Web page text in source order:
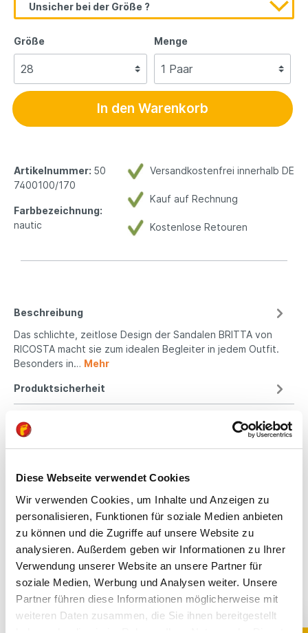
Diese Webseite verwendet Cookies
Wir verwenden Cookies, um Inhalte und Anzeigen zu
personalisieren, Funktionen für soziale Medien anbieten
zu können und die Zugriffe auf unsere Website zu
analysieren. Außerdem geben wir Informationen zu Ihrer
Verwendung unserer Website an unsere Partner für
soziale Medien, Werbung und Analysen weiter. Unsere
Partner führen diese Informationen möglicherweise mit
weiteren Daten zusammen, die Sie ihnen bereitgestellt
Unsicher bei der Größe ?
Größe Menge
In den Warenkorb
Versandkostenfrei innerhalb DE
Kauf auf Rechnung
Kostenlose Retouren
Artikelnummer: 50
7400100/170
Farbbezeichnung:
nautic
Beschreibung
Das schlichte, zeitlose Design der Sandalen BRITTA von
RICOSTA macht sie zum idealen Begleiter in jedem Outfit.
Besonders in… Mehr
Produktsicherheit
Passform
All unsere Schuhe sind
von Kindern
ausgerichtet. Sie
bieten optimalen Halt,
fördern die natürliche
Fußentwicklung und
sind aus